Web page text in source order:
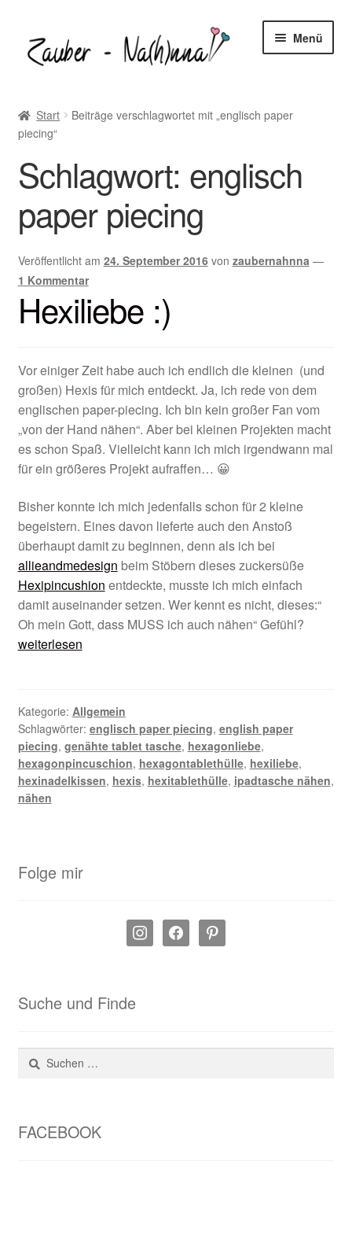
Navigation
springen
Inhalt
springen
Menü
Blog
Freebooks
Shop
Nähtipps
Kontakt
Start
Beiträge verschlagwortet mit „englisch paper
piecing“
Schlagwort: englisch
paper piecing
Veröffentlicht am 24. September 2016 von zaubernahnna —
1 Kommentar
Hexiliebe :)
Vor einiger Zeit habe auch ich endlich die kleinen (und
großen) Hexis für mich entdeckt. Ja, ich rede von dem
englischen paper-piecing. Ich bin kein großer Fan vom
„von der Hand nähen“. Aber bei kleinen Projekten macht
es schon Spaß. Vielleicht kann ich mich irgendwann mal
für ein größeres Projekt aufraffen… 😀
Bisher konnte ich mich jedenfalls schon für 2 kleine
begeistern. Eines davon lieferte auch den Anstoß
überhaupt damit zu beginnen, denn als ich bei
allieandmedesign beim Stöbern dieses zuckersüße
Hexipincushion entdeckte, musste ich mich einfach
damit auseinander setzen. Wer kennt es nicht, dieses:“
Oh mein Gott, dass MUSS ich auch nähen“ Gefühl?
weiterlesen
Kategorie: Allgemein
Schlagwörter: englisch paper piecing, english paper
piecing, genähte tablet tasche, hexagonliebe,
hexagonpincuschion, hexagontablethülle, hexiliebe,
hexinadelkissen, hexis, hexitablethülle, ipadtasche nähen,
nähen
Folge mir
instagramfacebookpinterest
Suche und Finde
Suchen
nach:
FACEBOOK